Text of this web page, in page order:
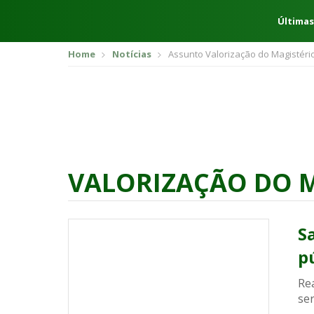
Home Notícias Assunto Valorização do
VALORIZAÇÃO DO